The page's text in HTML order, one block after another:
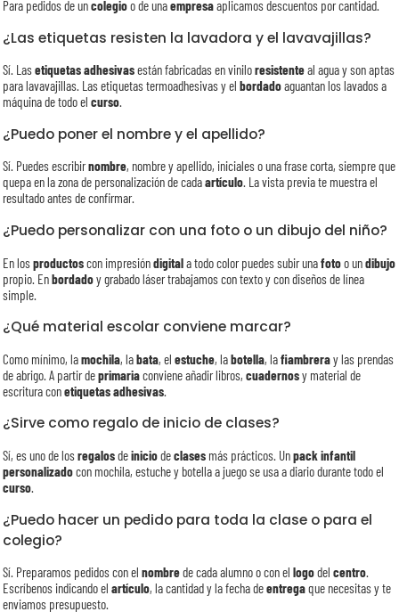
Para pedidos de uncolegioo de unaempresaaplicamos descuentos por cantidad.
¿Las etiquetas resisten la lavadora y el lavavajillas?
Sí. Lasetiquetas adhesivasestán fabricadas en viniloresistenteal agua y son aptas
para lavavajillas. Las etiquetas termoadhesivas y elbordadoaguantan los lavados a
máquina de todo elcurso.
¿Puedo poner el nombre y el apellido?
Sí. Puedes escribirnombre, nombre y apellido, iniciales o una frase corta, siempre que
quepa en la zona de personalización de cadaartículo. La vista previa te muestra el
resultado antes de confirmar.
¿Puedo personalizar con una foto o un dibujo del niño?
En losproductoscon impresióndigitala todo color puedes subir unafotoo undibujo
propio. Enbordadoy grabado láser trabajamos con texto y con diseños de línea
simple.
¿Qué material escolar conviene marcar?
Como mínimo, lamochila, labata, elestuche, labotella, lafiambreray las prendas
de abrigo. A partir deprimariaconviene añadir libros,cuadernosy material de
escritura conetiquetas adhesivas.
¿Sirve como regalo de inicio de clases?
Sí, es uno de losregalosdeiniciodeclases más prácticos. Unpack infantil
personalizadocon mochila, estuche y botella a juego se usa a diario durante todo el
curso.
¿Puedo hacer un pedido para toda la clase o para el
colegio?
Sí. Preparamos pedidos con elnombrede cada alumno o con ellogodelcentro.
Escríbenos indicando elartículo, la cantidad y la fecha deentregaque necesitas y te
enviamos presupuesto.